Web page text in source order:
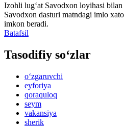
Izohli lugʻat Savodxon loyihasi
Savodxon dasturi matndagi imlo
imkon beradi.
Batafsil
Tasodifiy so‘zlar
o‘zgaruvchi
eyforiya
qoraquloq
seym
vakansiya
sherik